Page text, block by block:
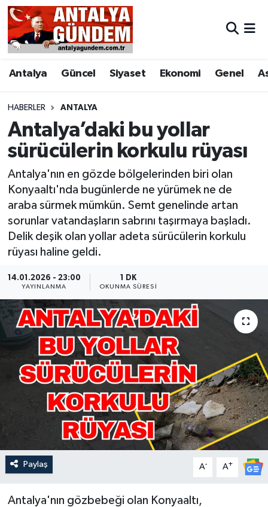
Antalya Güncel Siyaset Ekonomi Genel
HABERLER ANTALYA
Antalya’daki bu yollar
sürücülerin korkulu rüyası
Antalya'nın en gözde bölgelerinden biri olan
Konyaaltı'nda bugünlerde ne yürümek ne de
araba sürmek mümkün. Semt genelinde artan
sorunlar vatandaşların sabrını taşırmaya başladı.
Delik deşik olan yollar adeta sürücülerin korkulu
rüyası haline geldi.
14.01.2026 - 23:00
YAYINLANMA
1 DK
OKUNMA SÜRESI
Paylaş A- A+
Antalya'nın gözbebeği olan Konyaaltı,
Antalya
Asayiş
Bilim & Teknoloji
Bölge
EĞİTİM
Görüntülü Haber
Güncel
Kültür & Sanat
Magazin
Resmi İlan
Sağlık & Yaşam
Siyaset
Spor
Antalya Nöbetçi Eczaneler
Antalya Hava Durumu
Antalya Namaz Vakitleri
Antalya Trafik Yoğunluk Haritası
Süper Lig Puan Durumu ve Fikstür
Tüm Manşetler
Son Dakika Haberleri
Haber Arşivi